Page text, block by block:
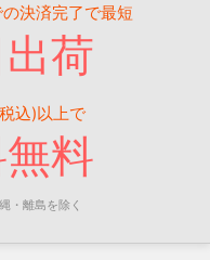
決済完了で最短
荷
込)以上で
料
・離島を除く